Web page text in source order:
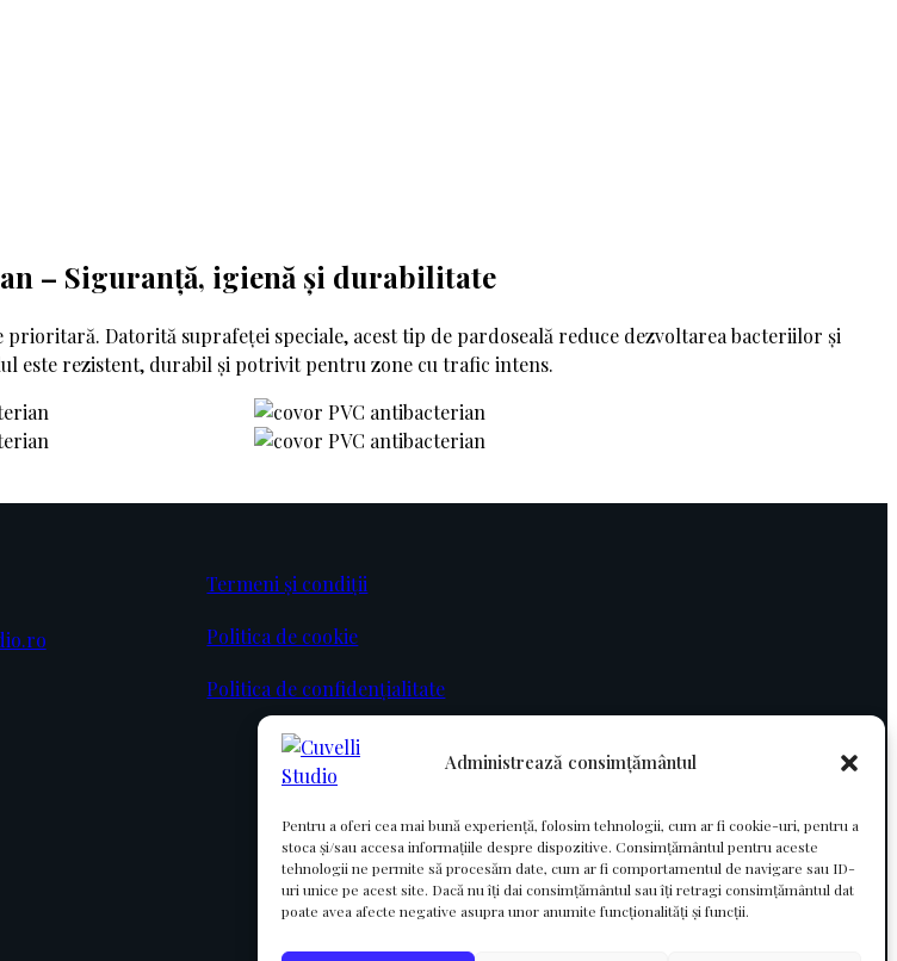
Administrează consimțământul
Pentru a oferi cea mai bună experiență, folosim tehnologii, cum ar fi cookie-uri, pentru a
stoca și/sau accesa informațiile despre dispozitive. Consimțământul pentru aceste
tehnologii ne permite să procesăm date, cum ar fi comportamentul de navigare sau ID-
uri unice pe acest site. Dacă nu îți dai consimțământul sau îți retragi consimțământul dat
poate avea afecte negative asupra unor anumite funcționalități și funcții.
– Siguranță, igienă și durabilitate
Datorită suprafeței speciale, acest tip de pardoseală reduce dezvoltarea bacteriilor și
este rezistent, durabil și potrivit pentru zone cu trafic intens.
Termeni și condiții
Politica de cookie
Politica de confidențialitate